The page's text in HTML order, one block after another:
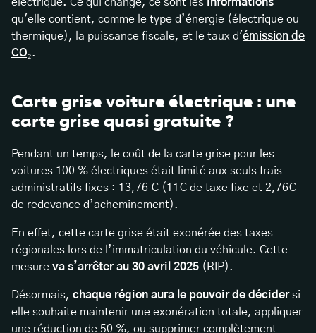
qu'elle contient, comme le type d’énergie (électrique ou
thermique), la puissance fiscale, et le taux d'émission de
CO₂.
Carte grise voiture électrique : une
carte grise quasi gratuite ?
Pendant un temps, le coût de la carte grise pour les
voitures 100 % électriques était limité aux seuls frais
administratifs fixes : 13,76 € (11€ de taxe fixe et 2,76€
de redevance d’acheminement).
En effet, cette carte grise était exonérée des taxes
régionales lors de l’immatriculation du véhicule. Cette
mesure va s’arrêter au 30 avril 2025 (RIP).
Désormais, chaque région aura le pouvoir de décidersi
elle souhaite maintenir une exonération totale, appliquer
une réduction de 50 %, ou supprimer complètement